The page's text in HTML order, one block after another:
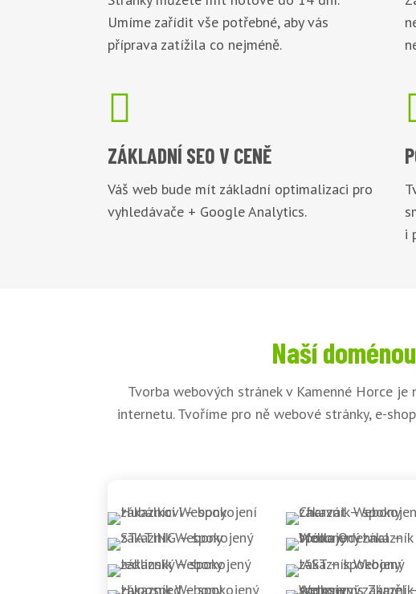
Umíme zařídit vše potřebné, aby vás
příprava zatížila co nejméně.

ZÁKLADNÍ SEO V CENĚ
Váš web bude mít základní optimalizaci pro
vyhledávače + Google Analytics.
i
Naší
Tvorba webových stránek v Kamenné Horce
internetu. Tvoříme pro ně webové stránky, e-